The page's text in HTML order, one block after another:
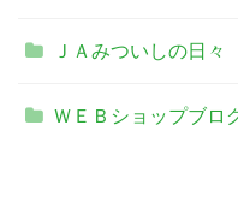
ＪＡみついしの日々
ＷＥＢショップブロ